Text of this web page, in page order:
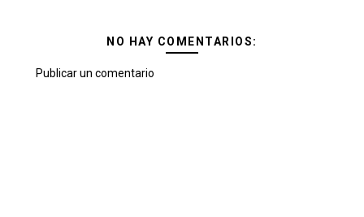
NO HAY COMENTARIOS:
Publicar un comentario